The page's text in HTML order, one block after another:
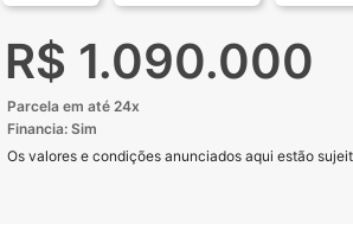
R$ 1.090.000
Parcela em até 24x
Financia: Sim
Os valores e condições anunciados aqui estão